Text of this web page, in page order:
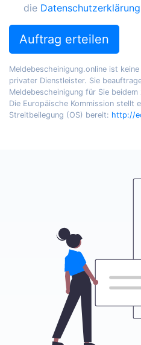
die Datenschutzerklärung
Auftrag erteilen
Meldebescheinigung.online ist
privater Dienstleister. Sie
Meldebescheinigung für Sie
Die Europäische Kommission stellt
Streitbeilegung (OS) bereit: http://